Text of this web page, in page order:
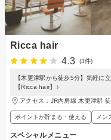
Ricca hair
4.3
(3件)
【木更津駅から徒歩5分】気軽に
【Ricca hair】♪
アクセス：JR内房線 木更津駅
ポイントが貯まる・使える メン
スペシャルメニュー